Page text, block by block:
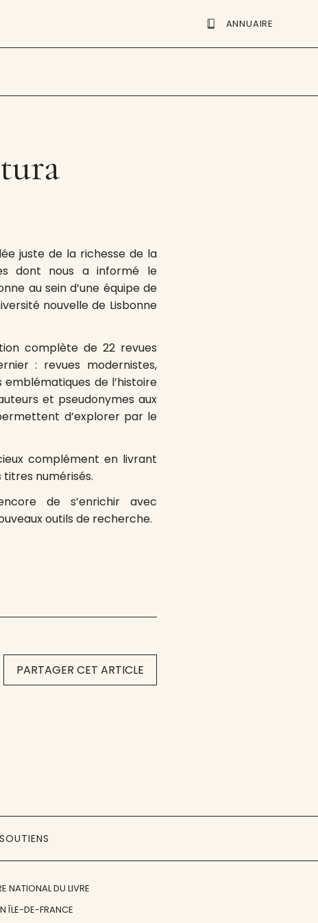
ANNUAIRE
juste de la richesse de la
dont nous a informé le
au sein d’une équipe de
nouvelle de Lisbonne
complète de 22 revues
: revues modernistes,
de l’histoire
et pseudonymes aux
d’explorer par le
complément en livrant
numérisés.
de s’enrichir avec
outils de recherche.
PARTAGER CET ARTICLE
NATIONAL DU LIVRE
ÎLE-DE-FRANCE